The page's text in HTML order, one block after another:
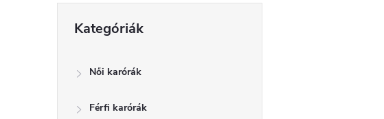
O
átugrása
Kategóriák
Női karórák
Férfi karórák